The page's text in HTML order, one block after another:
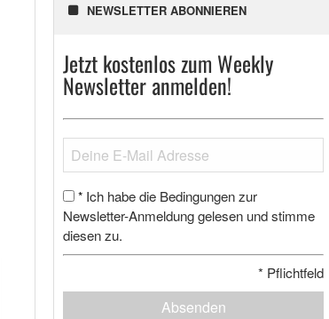
NEWSLETTER ABONNIEREN
Jetzt kostenlos zum Weekly
Newsletter anmelden!
* Ich habe die Bedingungen zur
Newsletter-Anmeldung gelesen und stimme
diesen zu.
* Pflichtfeld
Absenden